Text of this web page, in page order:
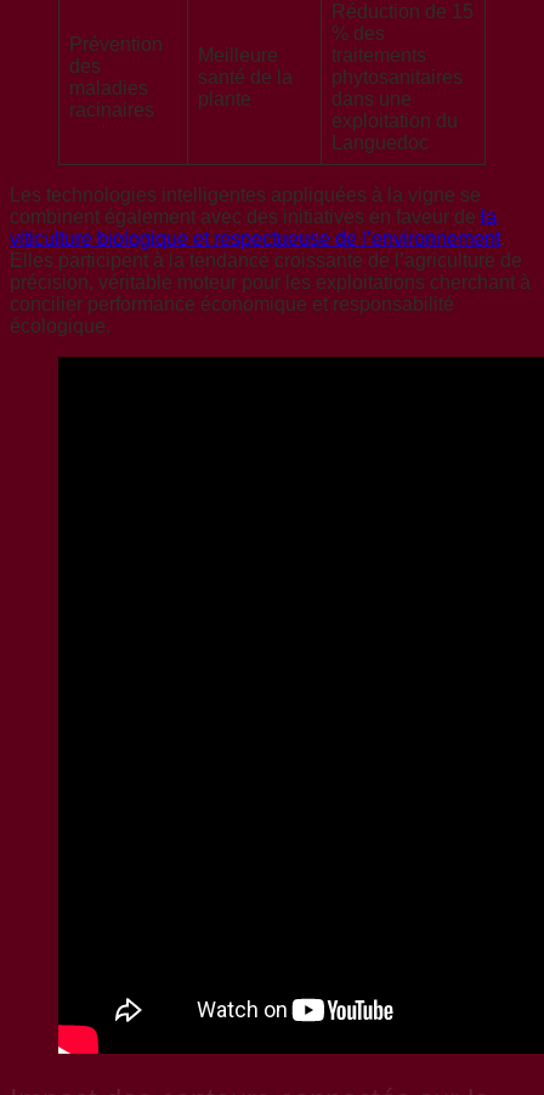
Prévention
des
maladies
racinaires
Meilleure
santé de la
plante
Réduction de 15
% des
traitements
phytosanitaires
dans une
exploitation du
Languedoc
Les technologies intelligentes appliquées à la vigne se
combinent également avec des initiatives en faveur de la
viticulture biologique et respectueuse de l’environnement.
Elles participent à la tendance croissante de l’agriculture de
précision, véritable moteur pour les exploitations cherchant à
concilier performance économique et responsabilité
écologique.